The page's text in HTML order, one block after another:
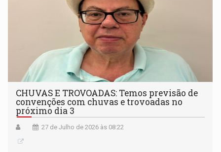
CHUVAS E TROVOADAS: Temos previsão de
convenções com chuvas e trovoadas no
próximo dia 3
27 de Julho de 2026 às 08:22